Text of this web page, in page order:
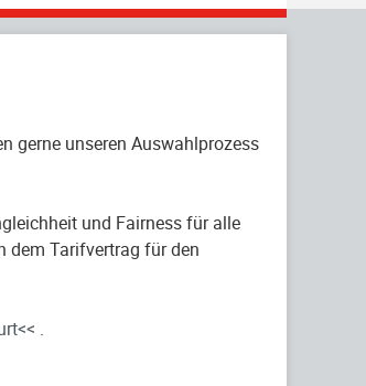
gerne unseren Auswahlprozess
und Fairness für alle
dem Tarifvertrag für den
.